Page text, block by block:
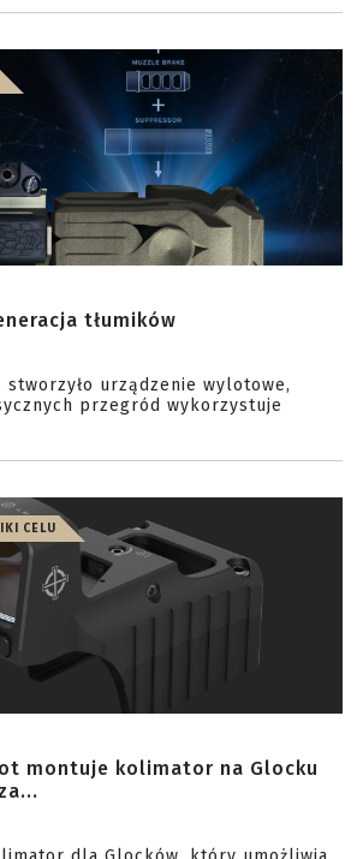
tłumików
stworzyło urządzenie wylotowe,
przegród wykorzystuje
CELU
montuje kolimator na Glocku